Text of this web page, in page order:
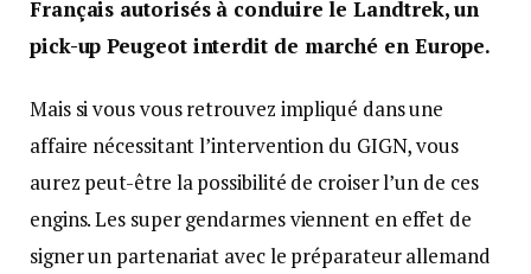
Français autorisés à conduire le Landtrek, un
pick-up Peugeot interdit de marché en Europe.
Mais si vous vous retrouvez impliqué dans une
affaire nécessitant l’intervention du GIGN, vous
aurez peut-être la possibilité de croiser l’un de ces
engins. Les super gendarmes viennent en effet de
signer un partenariat avec le préparateur allemand